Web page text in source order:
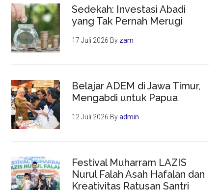
Sedekah: Investasi Abadi
yang Tak Pernah Merugi
17 Juli 2026 By zam
Belajar ADEM di Jawa Timur,
Mengabdi untuk Papua
12 Juli 2026 Byadmin
Festival Muharram LAZIS
Nurul Falah Asah Hafalan dan
Kreativitas Ratusan Santri